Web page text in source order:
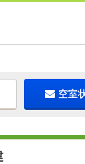
空室